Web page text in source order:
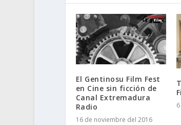
El Gentinosu Film Fest
en Cine sin ficción de
Canal Extremadura
Radio
16 de noviembre del 2016